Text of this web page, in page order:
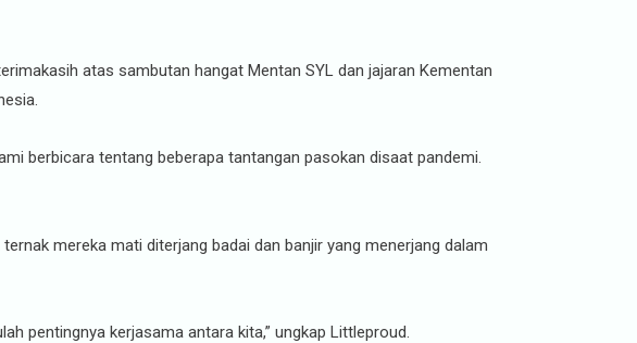
atas sambutan hangat Mentan SYL dan jajaran Kementan
berbicara tentang beberapa tantangan pasokan disaat pandemi.
mereka mati diterjang badai dan banjir yang menerjang dalam
pentingnya kerjasama antara kita,” ungkap Littleproud.